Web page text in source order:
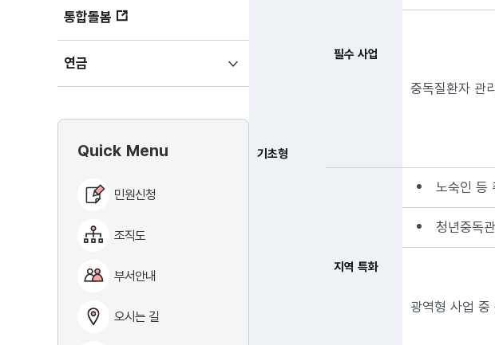
통합돌봄
연금
펼치기
Quick Menu
민원신청
조직도
부서안내
오시는 길
기초형
필수 사업
중독질환자 관
지역 특화
노숙인 등
청년중독
광역형 사업 중